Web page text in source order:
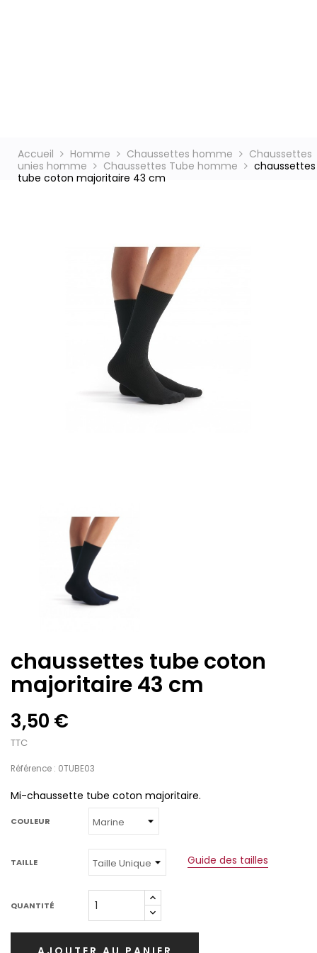
Accueil Homme Chaussettes homme
Chaussettes
unies homme
Chaussettes Tube homme
chaussettes
tube coton majoritaire 43 cm
chaussettes tube coton
majoritaire 43 cm
3,50 €
TTC
Référence : 0TUBE03
Mi-chaussette tube coton majoritaire.
COULEUR
TAILLE Guide des tailles
QUANTITÉ